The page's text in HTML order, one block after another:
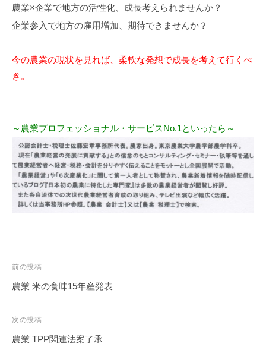
農業×企業で地方の活性化、成長考えられませんか？
企業参入で地方の雇用増加、期待できませんか？
今の農業の現状を見れば、柔軟な発想で成長を考えて行くべ
き。
～農業プロフェッショナル・サービスNo.1といったら～
投
稿
ビ
ゲ
前の投稿
農業 米の食味15年産発表
次の投稿
農業 TPP関連法案了承